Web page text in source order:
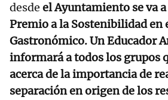
desde el Ayuntamiento se va
Premio a la Sostenibilidad en
Gastronómico. Un Educador
informará a todos los grupos
acerca de la importancia de
separación en origen de los